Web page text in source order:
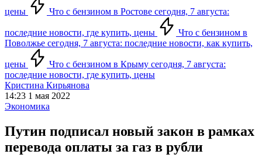
цены Что с бензином в Ростове сегодня, 7 августа:
последние новости, где купить, цены
Что с бензином в
Поволжье сегодня, 7 августа: последние новости, как купить,
цены
Что с бензином в Крыму сегодня, 7 августа:
последние новости, где купить, цены
Кристина Кирьянова
14:23 1 мая 2022
Экономика
Путин подписал новый закон в рамках
перевода оплаты за газ в рубли